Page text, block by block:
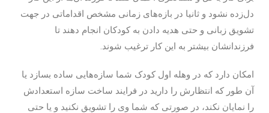
دل‌زده نشود و ثانیا در بازه‌های زمانی مشخص اقداماتی در جهت
تشویق زبانی و حتی هدیه دادن به کودکان انجام دهند تا
فرزندانشان بیشتر به این کار ترغیب شوند.
امکان دارد که در وهله اول کودک شما سازه‌هایی ساده بسازد یا
آن طور که انتظارش را دارید در فرایند ساخت سازه استعدادش
را نمایان نکند، در صورتی که شما وی را تشویق نکنید و یا حتی